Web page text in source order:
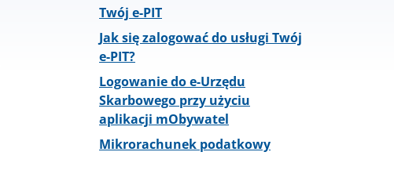
Twój e-PIT
Jak się zalogować do usługi Twój
e-PIT?
Logowanie do e-Urzędu
Skarbowego przy użyciu
aplikacji mObywatel
Mikrorachunek podatkowy